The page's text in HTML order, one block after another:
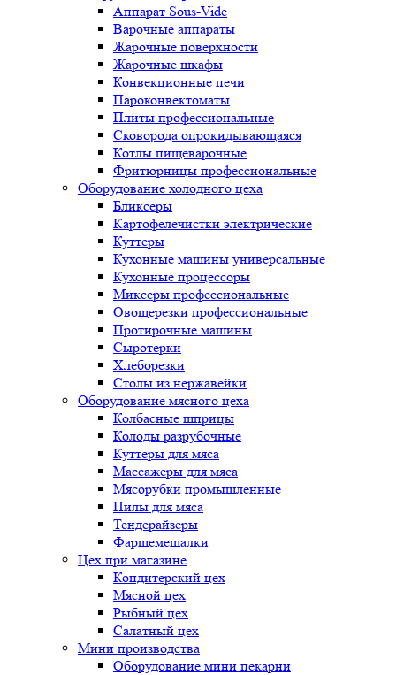
Аппарат Sous-Vide
Варочные аппараты
Жарочные поверхности
Жарочные шкафы
Конвекционные печи
Пароконвектоматы
Плиты профессиональные
Сковорода опрокидывающаяся
Котлы пищеварочные
Фритюрницы профессиональные
Оборудование холодного цеха
Бликсеры
Картофелечистки электрические
Куттеры
Кухонные машины универсальные
Кухонные процессоры
Миксеры профессиональные
Овощерезки профессиональные
Протирочные машины
Сыротерки
Хлеборезки
Столы из нержавейки
Оборудование мясного цеха
Колбасные шприцы
Колоды разрубочные
Куттеры для мяса
Массажеры для мяса
Мясорубки промышленные
Пилы для мяса
Тендерайзеры
Фаршемешалки
Цех при магазине
Кондитерский цех
Мясной цех
Рыбный цех
Салатный цех
Мини производства
Оборудование мини пекарни